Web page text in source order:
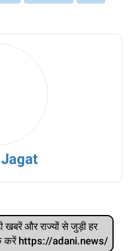
खबरें और राज्‍यों से जुड़ी हर
करें https://adani.news/